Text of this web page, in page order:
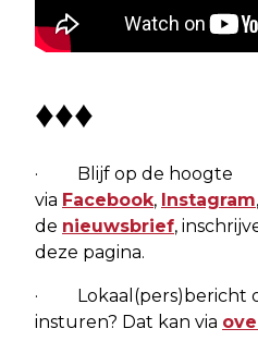
♦♦♦
· Blijf op de hoogte
via Facebook, Instagram,
de nieuwsbrief,
deze pagina.
· Lokaal(pers)bericht
insturen? Dat kan via